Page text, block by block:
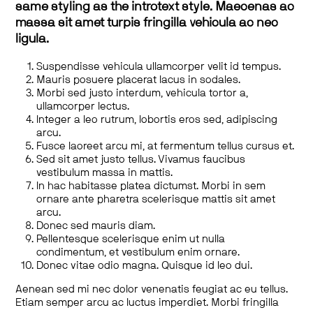
same styling as the introtext style. Maecenas ac
massa sit amet turpis fringilla vehicula ac nec
ligula.
Suspendisse vehicula ullamcorper velit id tempus.
Mauris posuere placerat lacus in sodales.
Morbi sed justo interdum, vehicula tortor a,
ullamcorper lectus.
Integer a leo rutrum, lobortis eros sed, adipiscing
arcu.
Fusce laoreet arcu mi, at fermentum tellus cursus et.
Sed sit amet justo tellus. Vivamus faucibus
vestibulum massa in mattis.
In hac habitasse platea dictumst. Morbi in sem
ornare ante pharetra scelerisque mattis sit amet
arcu.
Donec sed mauris diam.
Pellentesque scelerisque enim ut nulla
condimentum, et vestibulum enim ornare.
Donec vitae odio magna. Quisque id leo dui.
Aenean sed mi nec dolor venenatis feugiat ac eu tellus.
Etiam semper arcu ac luctus imperdiet. Morbi fringilla